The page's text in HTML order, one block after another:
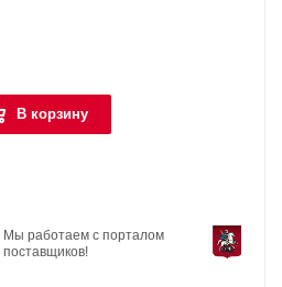
В корзину
Мы работаем с порталом
поставщиков!